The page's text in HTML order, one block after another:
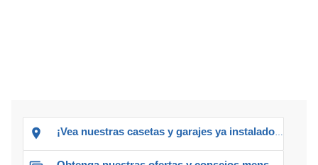
¡Vea nuestras casetas y garajes ya instalados!